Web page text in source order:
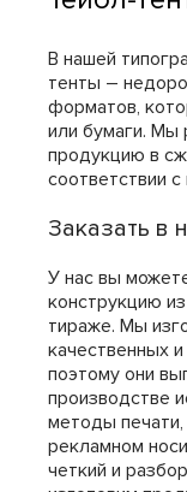
В нашей
тенты –
форматов,
или бумаги. Мы
продукцию в
соответствии
Заказать в
У нас вы
конструкцию
тираже. Мы
качественных
поэтому они
производстве
методы
рекламном
четкий и